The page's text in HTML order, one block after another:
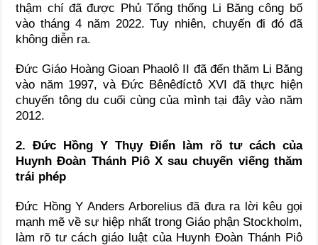
thậm chí đã được Phủ Tổng thống Li Băng công bố
vào tháng 4 năm 2022. Tuy nhiên, chuyến đi đó đã
không diễn ra.
Đức Giáo Hoàng Gioan Phaolô II đã đến thăm Li Băng
vào năm 1997, và Đức Bênêđíctô XVI đã thực hiện
chuyến tông du cuối cùng của mình tại đây vào năm
2012.
2. Đức Hồng Y Thụy Điển làm rõ tư cách của
Huynh Đoàn Thánh Piô X sau chuyến viếng thăm
trái phép
Đức Hồng Y Anders Arborelius đã đưa ra lời kêu gọi
mạnh mẽ về sự hiệp nhất trong Giáo phận Stockholm,
làm rõ tư cách giáo luật của Huynh Đoàn Thánh Piô